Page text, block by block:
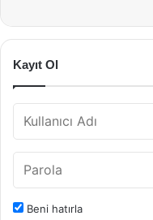
Kayıt Ol
Beni hatırla